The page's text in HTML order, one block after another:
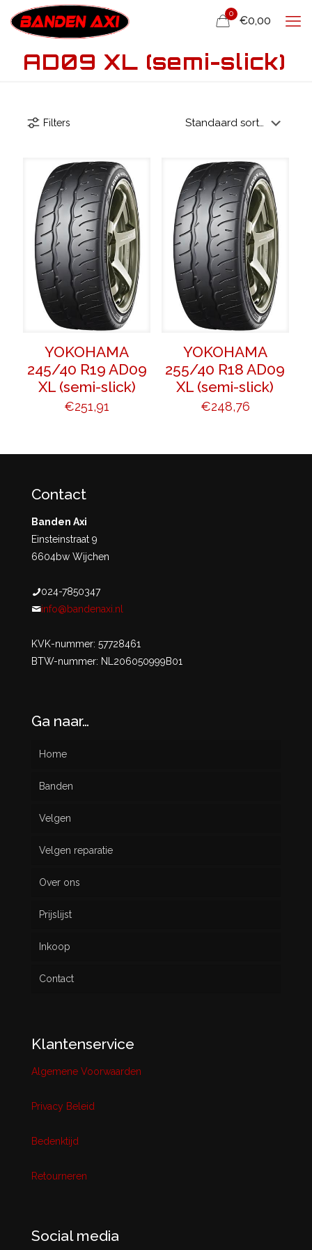
0
€0,00
AD09 XL (semi-slick)
Filters
YOKOHAMA
245/40 R19 AD09
XL (semi-slick)
€251,91
YOKOHAMA
255/40 R18 AD09
XL (semi-slick)
€248,76
Contact
Banden Axi
Einsteinstraat 9
6604bw Wijchen
024-7850347
info@bandenaxi.nl
KVK-nummer: 57728461
BTW-nummer: NL206050999B01
Ga naar…
Home
Banden
Nieuw
Gebruikt
Velgen
Velgen reparatie
Over ons
Prijslijst
Inkoop
Contact
Klantenservice
Algemene Voorwaarden
Privacy Beleid
Bedenktijd
Retourneren
Social media